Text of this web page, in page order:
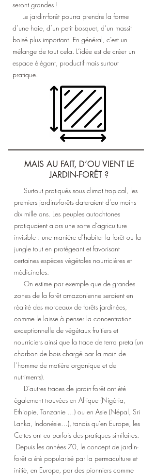
seront grandes !
Le jardin-forêt pourra prendre la forme
d’une haie, d’un petit bosquet, d’un massif
boisé plus important. En général, c’est un
mélange de tout cela. L’idée est de créer un
espace élégant, productif mais surtout
pratique.
MAIS AU FAIT, D’OU VIENT LE
JARDIN-FORÊT ?
Surtout pratiqués sous climat tropical, les
premiers jardins-forêts dateraient d’au moins
dix mille ans. Les peuples autochtones
pratiquaient alors une sorte d’agriculture
invisible : une manière d’habiter la forêt ou la
jungle tout en protégeant et favorisant
certaines espèces végétales nourricières et
médicinales.
On estime par exemple que de grandes
zones de la forêt amazonienne seraient en
réalité des morceaux de forêts jardinées,
comme le laisse à penser la concentration
exceptionnelle de végétaux fruitiers et
nourriciers ainsi que la trace de terra preta (un
charbon de bois chargé par la main de
l’homme de matière organique et de
nutriments).
D’autres traces de jardin-forêt ont été
également trouvées en Afrique (Nigéria,
Ethiopie, Tanzanie …) ou en Asie (Népal, Sri
Lanka, Indonésie…), tandis qu’en Europe, les
Celtes ont eu parfois des pratiques similaires.
Depuis les années 70, le concept de jardin-
forêt a été popularisé par la permaculture et
initié, en Europe, par des pionniers comme